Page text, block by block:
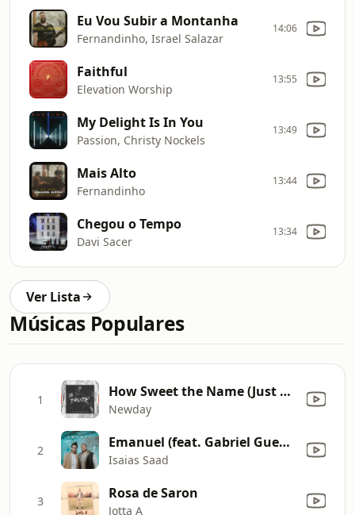
Eu Vou Subir a Montanha
Fernandinho, Israel Salazar
14:06
Faithful
Elevation Worship
13:55
My Delight Is In You
Passion, Christy Nockels
13:49
Mais Alto
Fernandinho
13:44
Chegou o Tempo
Davi Sacer
13:34
Ver Lista
Músicas Populares
1 How Sweet the Name (Just One Name) [feat. Simon Brading] (Live)
Newday
2 Emanuel (feat. Gabriel Guedes de Almeida)
Isaias Saad
3 Rosa de Saron
Jotta A